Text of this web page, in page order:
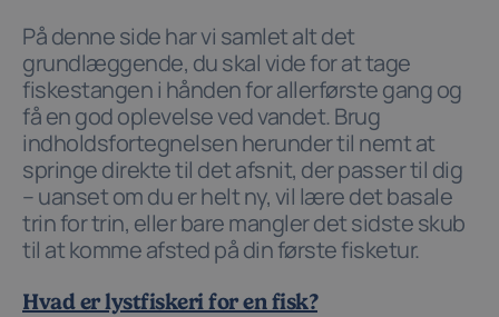
På denne side har vi samlet alt det
grundlæggende, du skal vide for at tage
fiskestangen i hånden for allerførste gang og
få en god oplevelse ved vandet. Brug
indholdsfortegnelsen herunder til nemt at
springe direkte til det afsnit, der passer til dig
– uanset om du er helt ny, vil lære det basale
trin for trin, eller bare mangler det sidste skub
til at komme afsted på din første fisketur.
Hvad er lystfiskeri for en fisk?